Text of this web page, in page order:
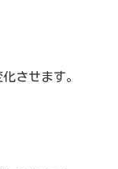
させます。